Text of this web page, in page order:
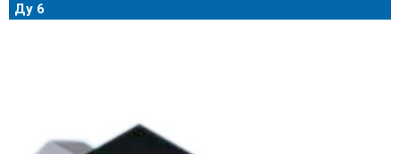
Ду 6